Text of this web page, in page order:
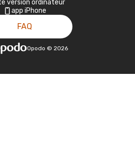
version ordinateur
app iPhone
FAQ
Opodo © 2026